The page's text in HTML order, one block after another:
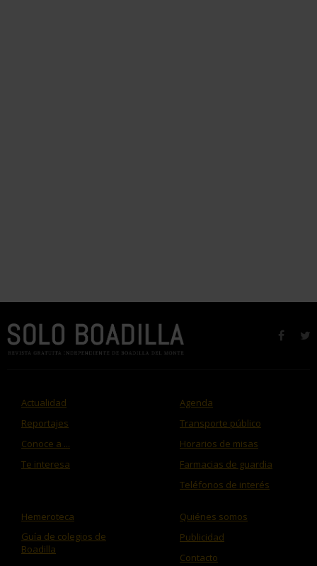
Actualidad
Reportajes
Conoce a ...
Te interesa
Agenda
Transporte público
Horarios de misas
Farmacias de guardia
Teléfonos de interés
Hemeroteca
Guía de colegios de
Boadilla
Quiénes somos
Publicidad
Contacto